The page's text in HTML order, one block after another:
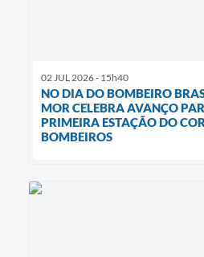
02 JUL 2026 - 15h40
NO DIA DO BOMBEIRO
MOR CELEBRA AVANÇO
PRIMEIRA ESTAÇÃO DO
BOMBEIROS